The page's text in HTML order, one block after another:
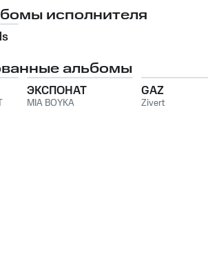
исполнителя
альбомы
ЭКСПОНАТ
MIA BOYKA
GAZ
Zivert